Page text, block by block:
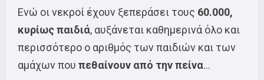
Ενώ οι νεκροί έχουν ξεπεράσει τους 60.000,
κυρίως παιδιά, αυξάνεται καθημερινά όλο και
περισσότερο ο αριθμός των παιδιών και των
αμάχων που πεθαίνουν από την πείνα…